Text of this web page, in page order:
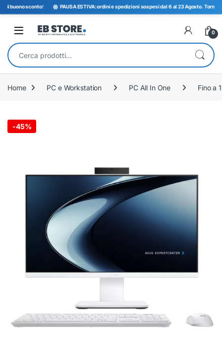
buono sconto! PAUSA ESTIVA: ordini e spedizioni sospesi dal 6 al 23 Agosto. Torniamo
Open 0
Cerca:
Home PC e Workstation PC All In One Fino a
-45%